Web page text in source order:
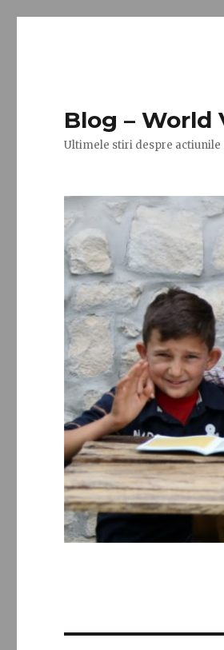
Blog – World
Ultimele stiri despre actiunile